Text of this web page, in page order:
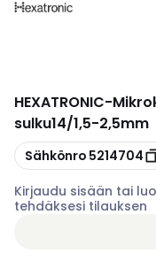
HEXATRONIC-
sulku14/1,5-2,5mm
Kopioi
Sähkönro 5214704
Kirjaudu sisään tai
tehdäksesi tilauksen